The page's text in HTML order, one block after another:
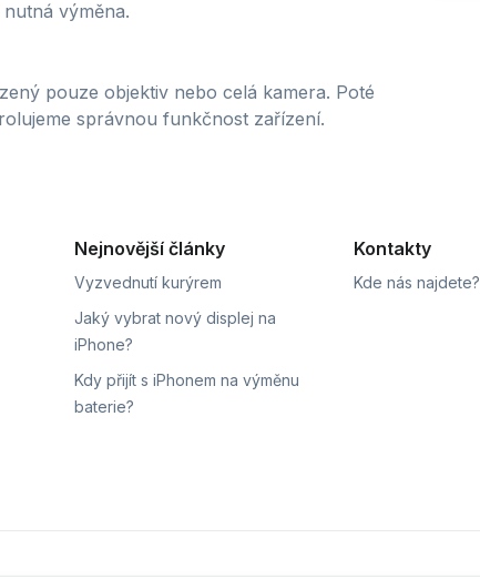
výměna.
pouze objektiv nebo celá kamera. Poté
správnou funkčnost zařízení.
Nejnovější články
Vyzvednutí kurýrem
Jaký vybrat nový displej na
iPhone?
Kdy přijít s iPhonem na výměnu
baterie?
Kontakty
Kde nás najdete?